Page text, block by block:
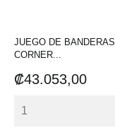
JUEGO DE
CORNER...
Precio
₡43.053,00